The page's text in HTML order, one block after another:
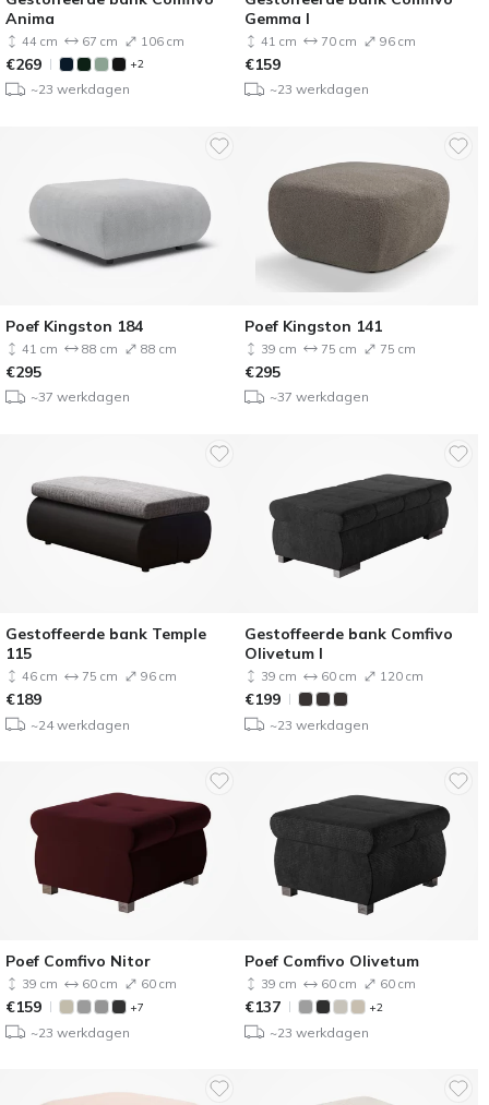
Anima
44 cm 67 cm 106 cm
€269 +2
~23 werkdagen
Gemma I
41 cm 70 cm 96 cm
€159
~23 werkdagen
Poef Kingston 184
41 cm 88 cm 88 cm
€295
~37 werkdagen
Poef Kingston 141
39 cm 75 cm 75 cm
€295
~37 werkdagen
Gestoffeerde bank Temple
115
46 cm 75 cm 96 cm
€189
~24 werkdagen
Gestoffeerde bank Comfivo
Olivetum I
39 cm 60 cm 120 cm
€199
~23 werkdagen
Poef Comfivo Nitor
39 cm 60 cm 60 cm
€159 +7
~23 werkdagen
Poef Comfivo Olivetum
39 cm 60 cm 60 cm
€137 +2
~23 werkdagen